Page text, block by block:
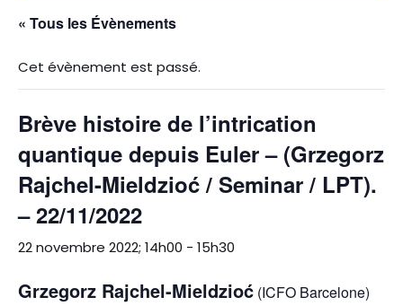
« Tous les Évènements
Cet évènement est passé.
Brève histoire de l’intrication
quantique depuis Euler – (Grzegorz
Rajchel-Mieldzioć / Seminar / LPT).
– 22/11/2022
22 novembre 2022; 14h00 - 15h30
Grzegorz Rajchel-Mieldzioć (ICFO Barcelone)